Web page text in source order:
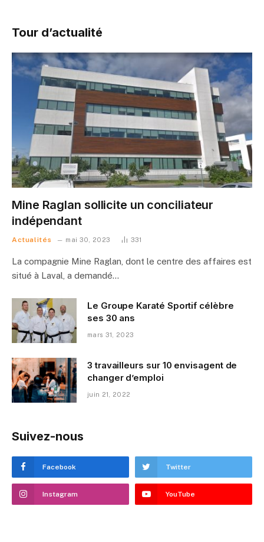
Tour d’actualité
Mine Raglan sollicite un conciliateur
indépendant
Actualités mai 30, 2023 331
La compagnie Mine Raglan, dont le centre des affaires est
situé à Laval, a demandé…
Le Groupe Karaté Sportif célèbre
ses 30 ans
mars 31, 2023
3 travailleurs sur 10 envisagent de
changer d’emploi
juin 21, 2022
Suivez-nous
Facebook Twitter
Instagram YouTube